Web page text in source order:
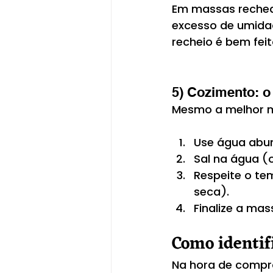
Em massas
excesso de
recheio é bem
5) Cozimento:
Mesmo a melhor
Use água
Sal na água
Respeite o
seca).
Finalize a
Como
Na hora de